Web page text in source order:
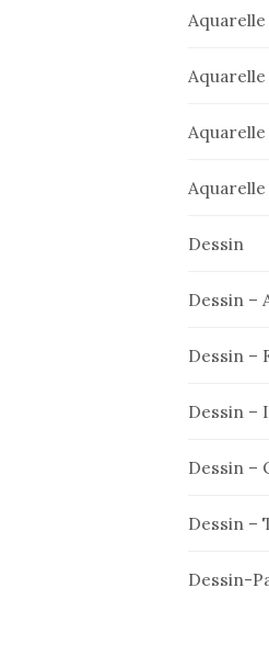
Aquarelle
Dessin
Dessin –
Dessin –
Dessin –
Dessin –
Dessin –
Dessin-